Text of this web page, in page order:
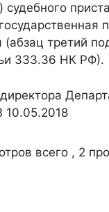
судебного
(абзац третий
333.36 НК РФ).
всего , 2